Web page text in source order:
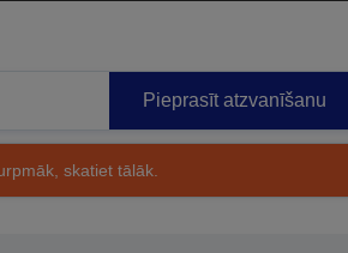
Pieprasīt atzvanīšanu
skatiet tālāk.